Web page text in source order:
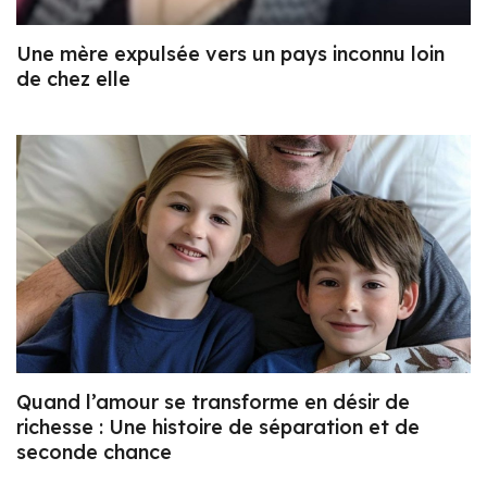
Une mère expulsée vers un pays inconnu loin
de chez elle
Quand l’amour se transforme en désir de
richesse : Une histoire de séparation et de
seconde chance